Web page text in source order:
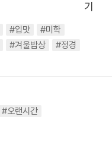
#입맛
#미학
#겨울밥상 #정경
#오랜시간